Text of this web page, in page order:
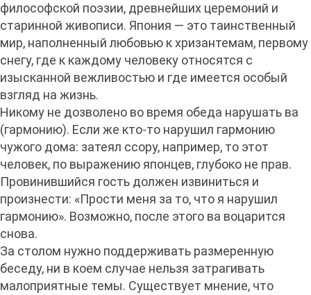
философской поэзии, древнейших церемоний и
старинной живописи. Япония — это таинственный
мир, наполненный любовью к хризантемам, первому
снегу, где к каждому человеку относятся с
изысканной вежливостью и где имеется особый
взгляд на жизнь.
Никому не дозволено во время обеда нарушать ва
(гармонию). Если же кто-то нарушил гармонию
чужого дома: затеял ссору, например, то этот
человек, по выражению японцев, глубоко не прав.
Провинившийся гость должен извиниться и
произнести: «Прости меня за то, что я нарушил
гармонию». Возможно, после этого ва воцарится
снова.
За столом нужно поддерживать размеренную
беседу, ни в коем случае нельзя затрагивать
малоприятные темы. Существует мнение, что